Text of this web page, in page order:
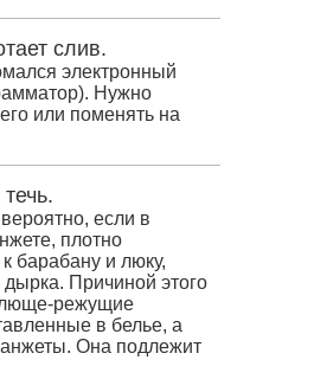
слив.
электронный
Нужно
или поменять на
если в
плотно
барабану и люку,
Причиной этого
режущие
в белье, а
Она подлежит